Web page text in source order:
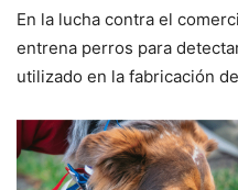
En la lucha contra el
entrena perros para
utilizado en la fabricación